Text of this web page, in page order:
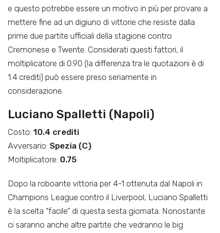
e questo potrebbe essere un motivo in più per provare a
mettere fine ad un digiuno di vittorie che resiste dalla
prime due partite ufficiali della stagione contro
Cremonese e Twente. Considerati questi fattori, il
moltiplicatore di 0.90 (la differenza tra le quotazioni è di
1.4 crediti) può essere preso seriamente in
considerazione.
Luciano Spalletti (Napoli)
Costo: 10.4 crediti
Avversario: Spezia (C)
Moltiplicatore: 0.75
Dopo la roboante vittoria per 4-1 ottenuta dal Napoli in
Champions League contro il Liverpool, Luciano Spalletti
è la scelta “facile” di questa sesta giornata. Nonostante
ci saranno anche altre partite che vedranno le big